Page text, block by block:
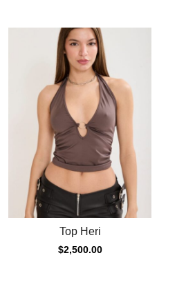
Top Heri
$2,500.00